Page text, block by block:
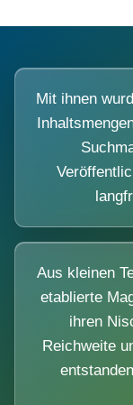
Mit ihnen
Aus kleinen
etablierte
ihren
Reichweite